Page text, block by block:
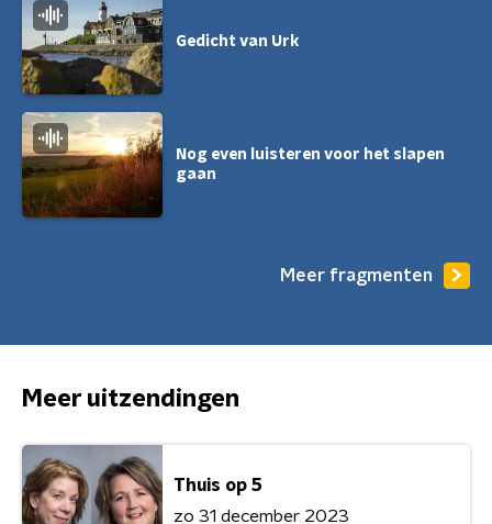
Gedicht van Urk
Nog even luisteren voor het slapen
gaan
Meer fragmenten
Meer uitzendingen
Thuis op 5
zo 31 december 2023